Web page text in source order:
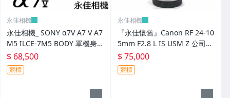
永佳相機
永佳相機_ SONY α7V A7 V A7
M5 ILCE-7M5 BODY 單機身
全片幅【平行輸入】3
$ 68,500
競標
永佳相機
『永佳懷舊』Canon RF 24-10
5mm F2.8 L IS USM Z 公司貨
~中古品~
$ 75,000
競標